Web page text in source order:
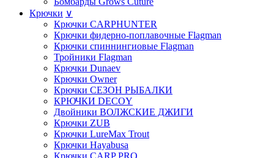
Крючки ∨
Крючки CARPHUNTER
Крючки фидерно-поплавочные Flagman
Крючки cпиннингиовые Flagman
Тройники Flagman
Крючки Dunaev
Крючки Owner
Крючки СЕЗОН РЫБАЛКИ
КРЮЧКИ DECOY
Двойники ВОЛЖСКИЕ ДЖИГИ
Крючки ZUB
Крючки LureMax Trout
Крючки Hayabusa
Крючки CARP PRO